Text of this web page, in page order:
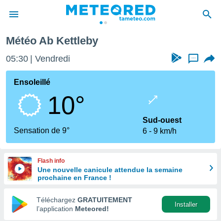
de
en
Météo Ab Kettleby
05:30 Vendredi ...
Ensoleillé
10°
Sensation de 9°
Sud-ouest
6
9 km/h
Flash info
Une nouvelle canicule attendue la semaine
prochaine en France !
Téléchargez GRATUITEMENT
l’application Meteored!
Installer